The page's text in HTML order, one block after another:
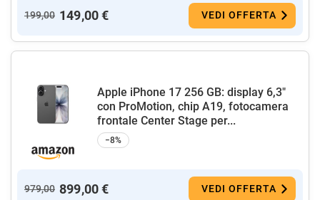
199,00 149,00 € VEDI OFFERTA
Apple iPhone 17 256 GB: display 6,3"
con ProMotion, chip A19, fotocamera
frontale Center Stage per...
−8%
979,00 899,00 € VEDI OFFERTA